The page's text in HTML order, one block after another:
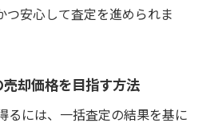
スの提案内容比較のコツ
査定利用時の注意事項まと
つ安心して査定を進められま
却価格を目指す方法
るには、一括査定の結果を基に